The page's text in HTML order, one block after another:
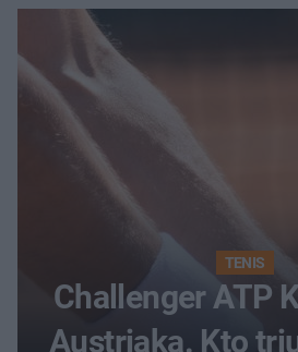
TENIS
Challenger ATP
Austriaka. Kto